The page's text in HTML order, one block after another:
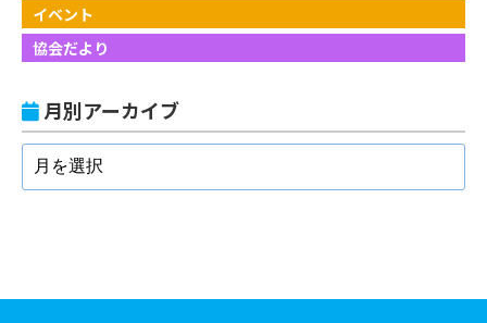
イベント
協会だより
月別アーカイブ